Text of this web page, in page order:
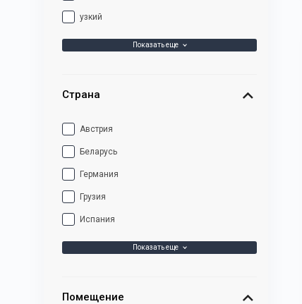
узкий
Показать еще
Страна
Австрия
Беларусь
Германия
Грузия
Испания
Показать еще
Помещение